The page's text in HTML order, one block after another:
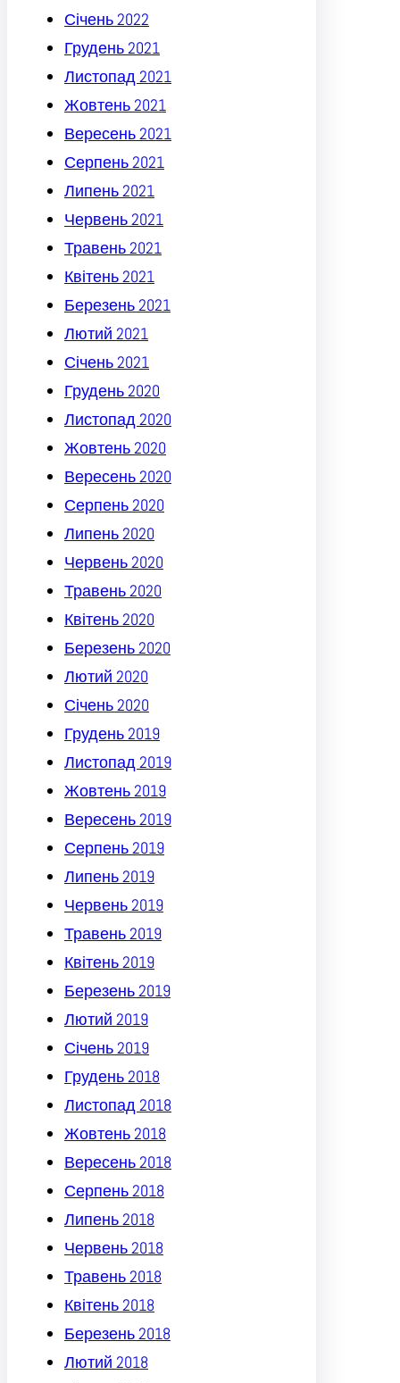
Січень 2022
Грудень 2021
Листопад 2021
Жовтень 2021
Вересень 2021
Серпень 2021
Липень 2021
Червень 2021
Травень 2021
Квітень 2021
Березень 2021
Лютий 2021
Січень 2021
Грудень 2020
Листопад 2020
Жовтень 2020
Вересень 2020
Серпень 2020
Липень 2020
Червень 2020
Травень 2020
Квітень 2020
Березень 2020
Лютий 2020
Січень 2020
Грудень 2019
Листопад 2019
Жовтень 2019
Вересень 2019
Серпень 2019
Липень 2019
Червень 2019
Травень 2019
Квітень 2019
Березень 2019
Лютий 2019
Січень 2019
Грудень 2018
Листопад 2018
Жовтень 2018
Вересень 2018
Серпень 2018
Липень 2018
Червень 2018
Травень 2018
Квітень 2018
Березень 2018
Лютий 2018